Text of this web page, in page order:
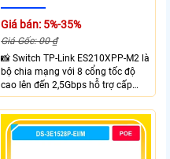
Giá bán: 5%-35%
Giá Gốc: 00 ₫
📸 Switch TP-Link ES210XPP-M2 là
bộ chia mạng với 8 cổng tốc độ
cao lên đến 2,5Gbps hỗ trợ cấp
nguồn và mạng cho đầu ghi hình
từ xa nhờ công suất POE lên đến